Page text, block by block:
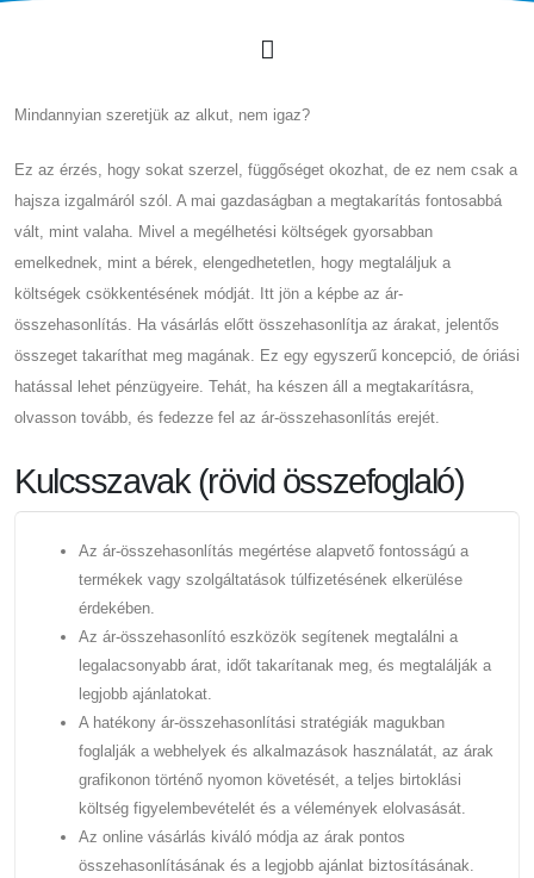
Mindannyian szeretjük az alkut, nem igaz?
Ez az érzés, hogy sokat szerzel, függőséget okozhat, de ez nem csak a
hajsza izgalmáról szól. A mai gazdaságban a megtakarítás fontosabbá
vált, mint valaha. Mivel a megélhetési költségek gyorsabban
emelkednek, mint a bérek, elengedhetetlen, hogy megtaláljuk a
költségek csökkentésének módját. Itt jön a képbe az ár-
összehasonlítás. Ha vásárlás előtt összehasonlítja az árakat, jelentős
összeget takaríthat meg magának. Ez egy egyszerű koncepció, de óriási
hatással lehet pénzügyeire. Tehát, ha készen áll a megtakarításra,
olvasson tovább, és fedezze fel az ár-összehasonlítás erejét.
Kulcsszavak (rövid összefoglaló)
Az ár-összehasonlítás megértése alapvető fontosságú a
termékek vagy szolgáltatások túlfizetésének elkerülése
érdekében.
Az ár-összehasonlító eszközök segítenek megtalálni a
legalacsonyabb árat, időt takarítanak meg, és megtalálják a
legjobb ajánlatokat.
A hatékony ár-összehasonlítási stratégiák magukban
foglalják a webhelyek és alkalmazások használatát, az árak
grafikonon történő nyomon követését, a teljes birtoklási
költség figyelembevételét és a vélemények elolvasását.
Az online vásárlás kiváló módja az árak pontos
összehasonlításának és a legjobb ajánlat biztosításának.